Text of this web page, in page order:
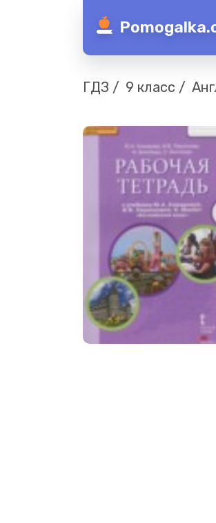
ГДЗ 9 класс